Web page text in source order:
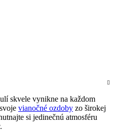
skvele vynikne na každom
vianočné ozdoby zo širokej
si jedinečnú atmosféru